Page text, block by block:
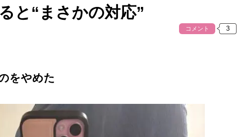
と“まさかの対応”
コメント
をやめた